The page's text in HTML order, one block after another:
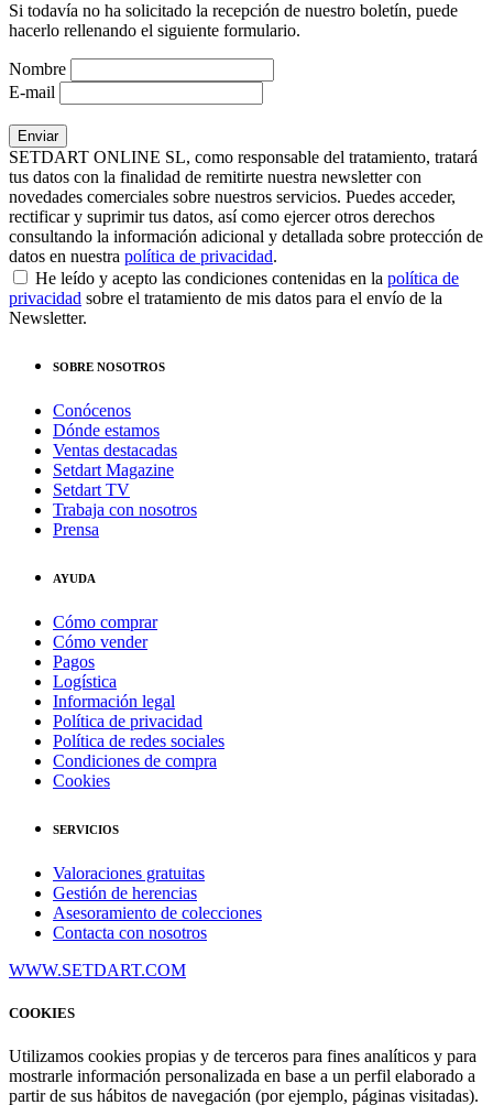
Si todavía no ha solicitado la recepción de nuestro boletín, puede
hacerlo rellenando el siguiente formulario.
Nombre
E-mail
SETDART ONLINE SL, como responsable del tratamiento, tratará
tus datos con la finalidad de remitirte nuestra newsletter con
novedades comerciales sobre nuestros servicios. Puedes acceder,
rectificar y suprimir tus datos, así como ejercer otros derechos
consultando la información adicional y detallada sobre protección de
datos en nuestra política de privacidad.
He leído y acepto las condiciones contenidas en la política de
privacidad sobre el tratamiento de mis datos para el envío de la
Newsletter.
SOBRE NOSOTROS
Conócenos
Dónde estamos
Ventas destacadas
Setdart Magazine
Setdart TV
Trabaja con nosotros
Prensa
AYUDA
Cómo comprar
Cómo vender
Pagos
Logística
Información legal
Política de privacidad
Política de redes sociales
Condiciones de compra
Cookies
SERVICIOS
Valoraciones gratuitas
Gestión de herencias
Asesoramiento de colecciones
Contacta con nosotros
WWW.SETDART.COM
COOKIES
Utilizamos cookies propias y de terceros para fines analíticos y para
mostrarle información personalizada en base a un perfil elaborado a
partir de sus hábitos de navegación (por ejemplo, páginas visitadas).